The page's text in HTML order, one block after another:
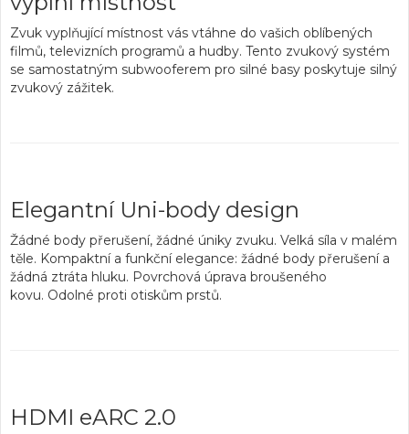
Zvuk vyplňující místnost vás vtáhne do vašich oblíbených
filmů, televizních programů a hudby. Tento zvukový systém
se samostatným subwooferem pro silné basy poskytuje silný
zvukový zážitek.
Elegantní Uni-body design
Žádné body přerušení, žádné úniky zvuku. Velká síla v malém
těle. Kompaktní a funkční elegance: žádné body přerušení a
žádná ztráta hluku. Povrchová úprava broušeného
kovu. Odolné proti otiskům prstů.
HDMI eARC 2.0